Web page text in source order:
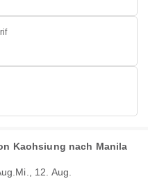
Kaohsiung nach Manila
Mi., 12. Aug.